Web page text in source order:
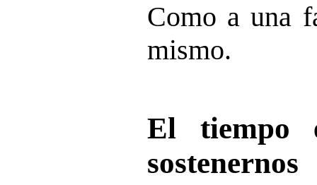
Como a una
mismo.
El tiempo
sostenernos